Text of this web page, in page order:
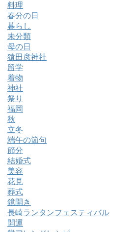
料理
春分の日
暮らし
未分類
母の日
猿田彦神社
留学
着物
神社
祭り
福岡
秋
立冬
端午の節句
節分
結婚式
美容
花見
葬式
鏡開き
長崎ランタンフェスティバル
開運